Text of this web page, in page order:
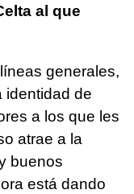
al que
generales,
identidad de
a los que les
atrae a la
buenos
está dando